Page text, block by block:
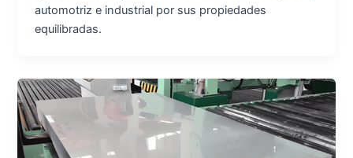
automotriz e industrial por sus propiedades
equilibradas.